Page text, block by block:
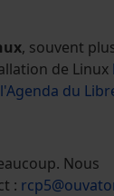
, souvent
de Linux
l'Agenda du
Nous
: